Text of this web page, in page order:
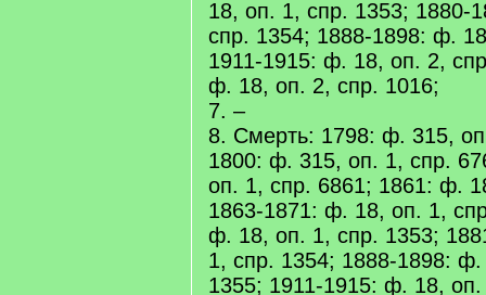
18, оп. 1, спр. 1353; 1880-
спр. 1354; 1888-1898: ф.
1911-1915: ф. 18, оп. 2,
ф. 18, оп. 2, спр. 1016;
7. –
8. Смерть: 1798: ф. 315,
1800: ф. 315, оп. 1, спр.
оп. 1, спр. 6861; 1861: ф.
1863-1871: ф. 18, оп. 1,
ф. 18, оп. 1, спр. 1353;
1, спр. 1354; 1888-1898:
1355; 1911-1915: ф. 18,